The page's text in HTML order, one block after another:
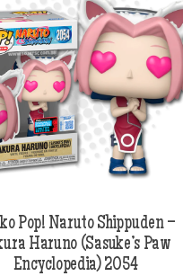
Pop! Naruto Shippuden –
Haruno (Sasuke’s Paw
Encyclopedia) 2054